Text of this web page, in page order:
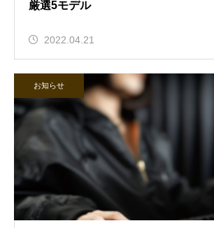
厳選5モデル
2022.04.21
お知らせ